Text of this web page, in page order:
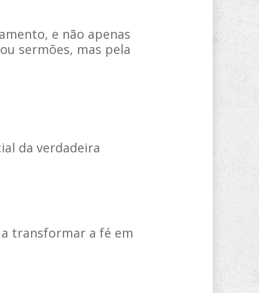
sermões, mas pela
transformar a fé em